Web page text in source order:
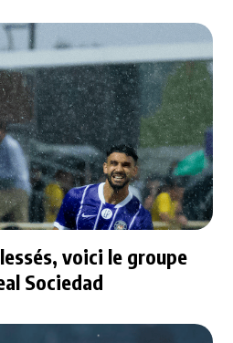
voici le groupe
Sociedad